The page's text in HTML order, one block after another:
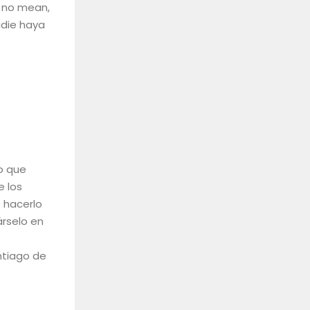
mean,
haya
que
los
en
de